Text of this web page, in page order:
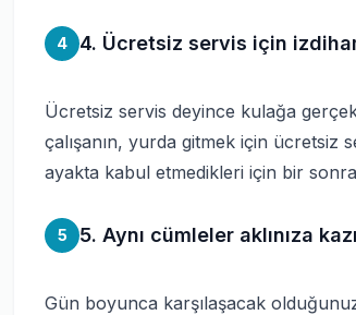
4 4. Ücretsiz servis için
Ücretsiz servis deyince kulağa
çalışanın, yurda gitmek için ücretsiz
ayakta kabul etmedikleri için bir
5 5. Aynı cümleler aklınıza
Gün boyunca karşılaşacak